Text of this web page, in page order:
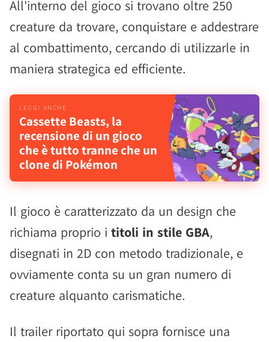
All'interno del gioco si trovano oltre 250
creature da trovare, conquistare e addestrare
al combattimento, cercando di utilizzarle in
maniera strategica ed efficiente.
Cassette Beasts, la
recensione di un gioco
che è tutto tranne che un
clone di Pokémon
Il gioco è caratterizzato da un design che
richiama proprio i titoli in stile GBA,
disegnati in 2D con metodo tradizionale, e
ovviamente conta su un gran numero di
creature alquanto carismatiche.
Il trailer riportato qui sopra fornisce una